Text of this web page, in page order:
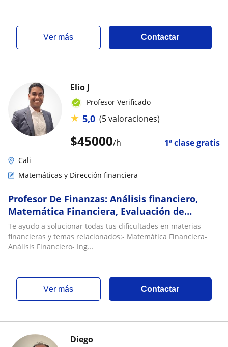
ver más Contactar
$45000/h 1ª clase gratis
Elio J
Profesor Verificado
★ 5,0 (5 valoraciones)
Cali
Matemáticas y Dirección financiera
Profesor De Finanzas: Análisis financiero,
Matemática Financiera, Evaluación de
proyectos
Te ayudo a solucionar todas tus dificultades en materias
financieras y temas relacionados:- Matemática Financiera-
Análisis Financiero- Ing...
ver más Contactar
Diego